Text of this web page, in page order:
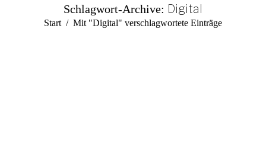
Schlagwort-Archive: Digital
Sie befinden sich hier:
Start Mit "Digital" verschlagwortete Einträge